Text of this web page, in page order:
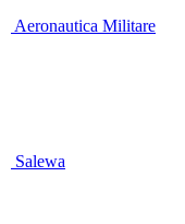
Aeronautica Militare
Salewa